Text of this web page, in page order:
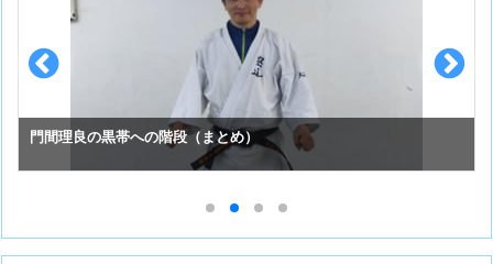
スーパーセーフのお手入れ （①初めての投稿）